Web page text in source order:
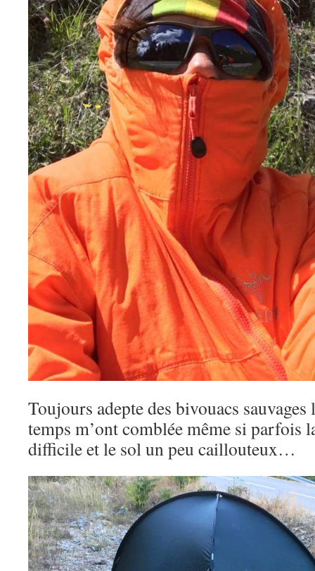
Toujours adepte des bivouacs sauvages
temps m’ont comblée même si parfois
difficile et le sol un peu caillouteux…